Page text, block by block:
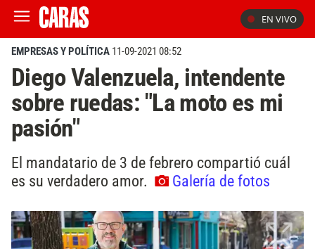
EN VIVO
EMPRESAS Y POLÍTICA 11-09-2021 08:52
Diego Valenzuela, intendente
sobre ruedas: "La moto es mi
pasión"
El mandatario de 3 de febrero compartió cuál
es su verdadero amor.
Galería de fotos